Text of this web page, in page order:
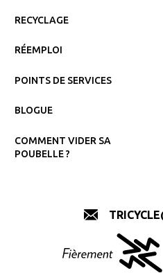
RECYCLAGE
RÉEMPLOI
POINTS DE SERVICES
BLOGUE
COMMENT VIDER SA
POUBELLE ?